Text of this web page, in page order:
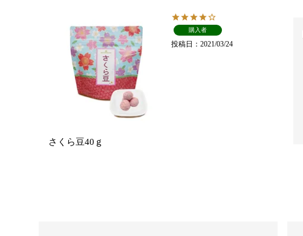
さくら豆40ｇ
購入者
投稿日 2021/03/24